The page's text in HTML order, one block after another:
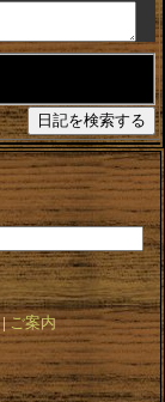
ご案内